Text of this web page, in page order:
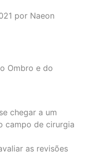
por Naeon
Ombro e do
chegar a um
campo de cirurgia
as revisões